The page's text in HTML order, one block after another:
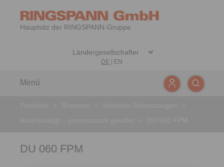
Hauptsitz der RINGSPANN-Gruppe
DE EN
Menü
DU 060 FPM